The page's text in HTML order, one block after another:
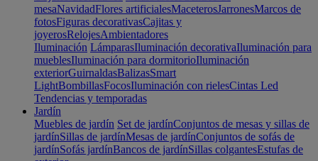
mesaNavidadFlores artificialesMaceterosJarronesMarcos de
fotosFiguras decorativasCajitas y
joyerosRelojesAmbientadores
Iluminación LámparasIluminación decorativaIluminación para
mueblesIluminación para dormitorioIluminación
exteriorGuirnaldasBalizasSmart
LightBombillasFocosIluminación con rielesCintas Led
Tendencias y temporadas
Jardín
Muebles de jardín Set de jardínConjuntos de mesas y sillas de
jardínSillas de jardínMesas de jardínConjuntos de sofás de
jardínSofás jardínBancos de jardínSillas colgantesEstufas de